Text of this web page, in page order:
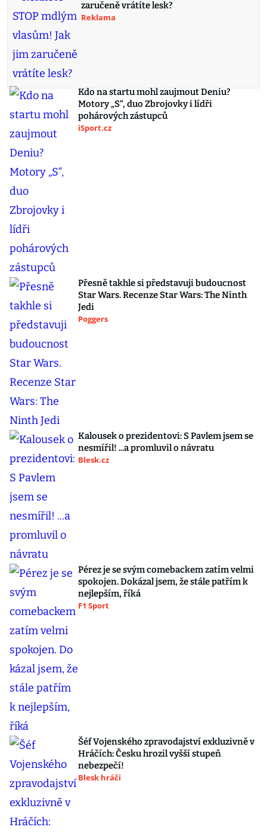
zaručeně vrátíte lesk?
Reklama
Kdo na startu mohl zaujmout Deniu?
Motory „S“, duo Zbrojovky i lídři
pohárových zástupců
iSport.cz
Přesně takhle si představuji budoucnost
Star Wars. Recenze Star Wars: The Ninth
Jedi
Poggers
Kalousek o prezidentovi: S Pavlem jsem se
nesmířil! ...a promluvil o návratu
Blesk.cz
Pérez je se svým comebackem zatím velmi
spokojen. Dokázal jsem, že stále patřím k
nejlepším, říká
F1 Sport
Šéf Vojenského zpravodajství exkluzivně v
Hráčích: Česku hrozil vyšší stupeň
nebezpečí!
Blesk hráči